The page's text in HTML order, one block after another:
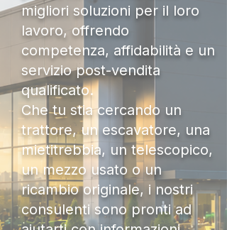
migliori soluzioni per il loro
lavoro, offrendo
competenza, affidabilità e un
servizio post-vendita
qualificato.
Che tu stia cercando un
trattore, un escavatore, una
mietitrebbia, un telescopico,
un mezzo usato o un
ricambio originale, i nostri
consulenti sono pronti ad